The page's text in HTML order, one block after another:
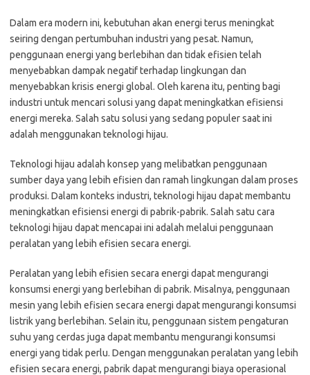
Dalam era modern ini, kebutuhan akan energi terus meningkat
seiring dengan pertumbuhan industri yang pesat. Namun,
penggunaan energi yang berlebihan dan tidak efisien telah
menyebabkan dampak negatif terhadap lingkungan dan
menyebabkan krisis energi global. Oleh karena itu, penting bagi
industri untuk mencari solusi yang dapat meningkatkan efisiensi
energi mereka. Salah satu solusi yang sedang populer saat ini
adalah menggunakan teknologi hijau.
Teknologi hijau adalah konsep yang melibatkan penggunaan
sumber daya yang lebih efisien dan ramah lingkungan dalam proses
produksi. Dalam konteks industri, teknologi hijau dapat membantu
meningkatkan efisiensi energi di pabrik-pabrik. Salah satu cara
teknologi hijau dapat mencapai ini adalah melalui penggunaan
peralatan yang lebih efisien secara energi.
Peralatan yang lebih efisien secara energi dapat mengurangi
konsumsi energi yang berlebihan di pabrik. Misalnya, penggunaan
mesin yang lebih efisien secara energi dapat mengurangi konsumsi
listrik yang berlebihan. Selain itu, penggunaan sistem pengaturan
suhu yang cerdas juga dapat membantu mengurangi konsumsi
energi yang tidak perlu. Dengan menggunakan peralatan yang lebih
efisien secara energi, pabrik dapat mengurangi biaya operasional